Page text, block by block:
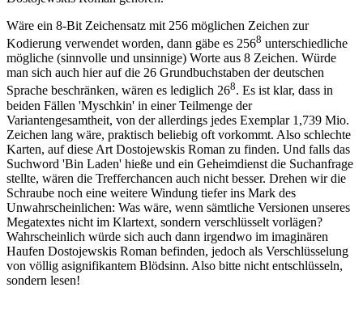
Wäre ein 8-Bit Zeichensatz mit 256 möglichen Zeichen zur
Kodierung verwendet worden, dann gäbe es 2568 unterschiedliche
mögliche (sinnvolle und unsinnige) Worte aus 8 Zeichen. Würde
man sich auch hier auf die 26 Grundbuchstaben der deutschen
Sprache beschränken, wären es lediglich 268. Es ist klar, dass in
beiden Fällen 'Myschkin' in einer Teilmenge der
Variantengesamtheit, von der allerdings jedes Exemplar 1,739 Mio.
Zeichen lang wäre, praktisch beliebig oft vorkommt. Also schlechte
Karten, auf diese Art Dostojewskis Roman zu finden. Und falls das
Suchword 'Bin Laden' hieße und ein Geheimdienst die Suchanfrage
stellte, wären die Trefferchancen auch nicht besser. Drehen wir die
Schraube noch eine weitere Windung tiefer ins Mark des
Unwahrscheinlichen: Was wäre, wenn sämtliche Versionen unseres
Megatextes nicht im Klartext, sondern verschlüsselt vorlägen?
Wahrscheinlich würde sich auch dann irgendwo im imaginären
Haufen Dostojewskis Roman befinden, jedoch als Verschlüsselung
von völlig asignifikantem Blödsinn. Also bitte nicht entschlüsseln,
sondern lesen!